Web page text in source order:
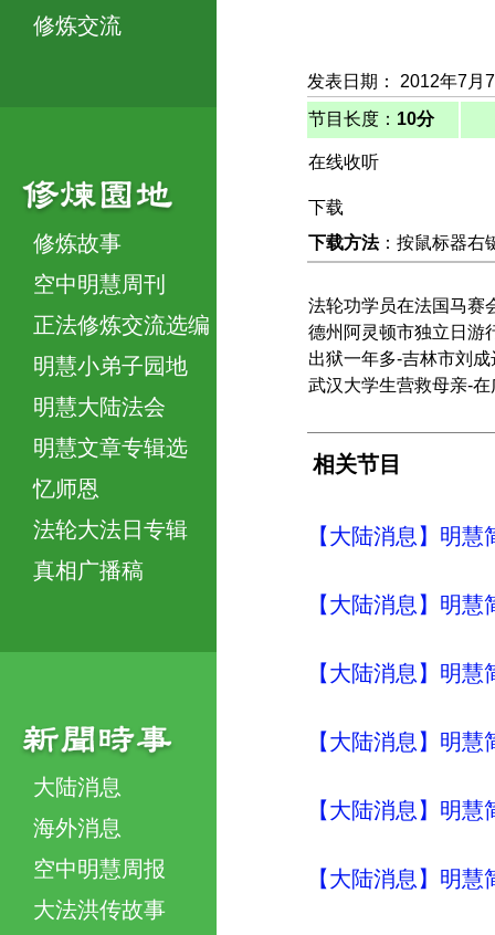
修炼交流
修炼故事
空中明慧周刊
正法修炼交流选编
明慧小弟子园地
明慧大陆法会
明慧文章专辑选
忆师恩
法轮大法日专辑
真相广播稿
大陆消息
海外消息
空中明慧周报
大法洪传故事
发表日期： 2012年7月
节目长度： 10分
在线收听
下载
下载方法：按鼠标器右
法轮功学员在法国马赛
德州阿灵顿市独立日游
出狱一年多-吉林市刘
武汉大学生营救母亲-
相关节目
【大陆消息】明
【大陆消息】明
【大陆消息】明
【大陆消息】明
【大陆消息】明
【大陆消息】明